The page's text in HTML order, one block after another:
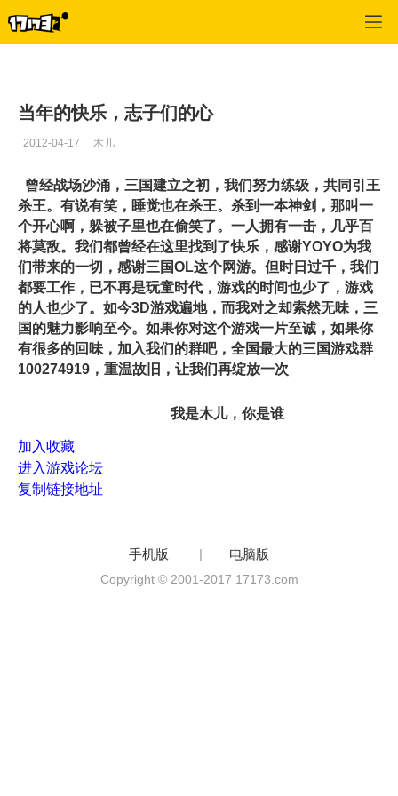
当年的快乐，志子们的心
2012-04-17 木儿
曾经战场沙涌，三国建立之初，我们努力练级，共同引王
杀王。有说有笑，睡觉也在杀王。杀到一本神剑，那叫一
个开心啊，躲被子里也在偷笑了。一人拥有一击，几乎百
将莫敌。我们都曾经在这里找到了快乐，感谢YOYO为我
们带来的一切，感谢三国OL这个网游。但时日过千，我们
都要工作，已不再是玩童时代，游戏的时间也少了，游戏
的人也少了。如今3D游戏遍地，而我对之却索然无味，三
国的魅力影响至今。如果你对这个游戏一片至诚，如果你
有很多的回味，加入我们的群吧，全国最大的三国游戏群
100274919，重温故旧，让我们再绽放一次
我是木儿，你是谁
加入收藏
进入游戏论坛
复制链接地址
手机版 | 电脑版
Copyright © 2001-2017 17173.com